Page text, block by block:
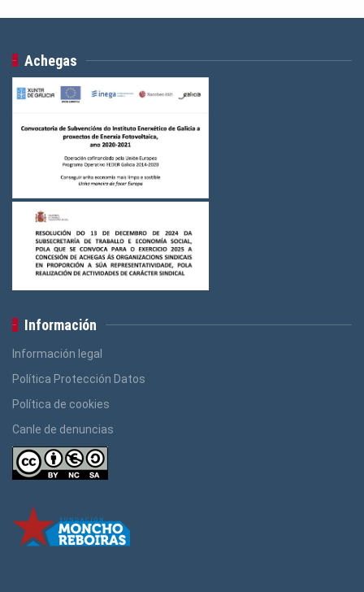
Achegas
Información
Información legal
Política Protección Datos
Política de cookies
Canle de denuncias